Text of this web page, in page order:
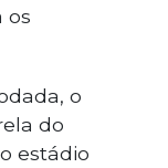
os
o
do
estádio